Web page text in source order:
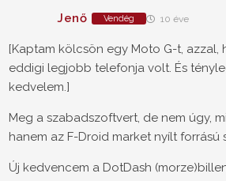
Jenő Vendég 10 éve
[Kaptam kölcsön egy Moto G-t, azzal,
eddigi legjobb telefonja volt. És
kedvelem.]
Meg a szabadszoftvert, de nem úgy,
hanem az F-Droid market nyílt forrású
Új kedvencem a DotDash